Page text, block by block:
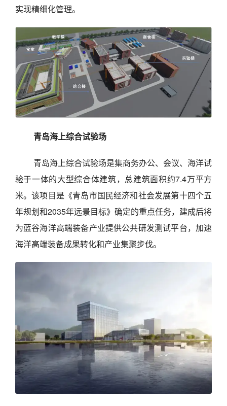
实现精细化管理。
青岛海上综合试验场
青岛海上综合试验场是集商务办公、会议、海洋试
验于一体的大型综合体建筑，总建筑面积约7.4万平方
米。该项目是《青岛市国民经济和社会发展第十四个五
年规划和2035年远景目标》确定的重点任务，建成后将
为蓝谷海洋高端装备产业提供公共研发测试平台，加速
海洋高端装备成果转化和产业集聚步伐。